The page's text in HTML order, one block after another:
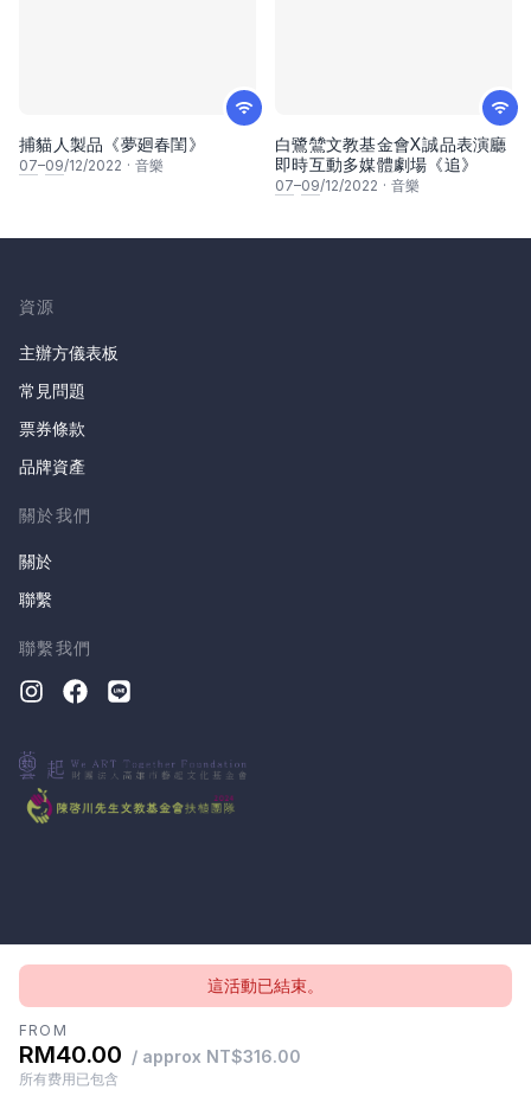
這活動已結束。
FROM
RM40.00 / approx NT$316.00
所有费用已包含
捕貓人製品《夢廻春閨》
07–09/12/2022 · 音樂
白鷺鷥文教基金會X誠品表演廳
即時互動多媒體劇場《追》
07–09/12/2022 · 音樂
資源
主辦方儀表板
常見問題
票券條款
品牌資產
關於我們
關於
聯繫
聯繫我們
版權所有 © 2026, CloudTheatre Sdn. Bhd.